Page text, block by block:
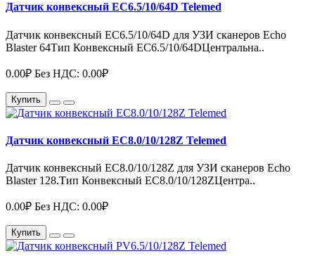
Датчик конвексный EC6.5/10/64D Telemed
Датчик конвексный EC6.5/10/64D для УЗИ сканеров Echo
Blaster 64Тип Конвексный EC6.5/10/64DЦентральна..
0.00₽ Без НДС: 0.00₽
Купить
Датчик конвексный EC8.0/10/128Z Telemed
Датчик конвексный EC8.0/10/128Z для УЗИ сканеров Echo
Blaster 128.Тип Конвексный EC8.0/10/128ZЦентра..
0.00₽ Без НДС: 0.00₽
Купить